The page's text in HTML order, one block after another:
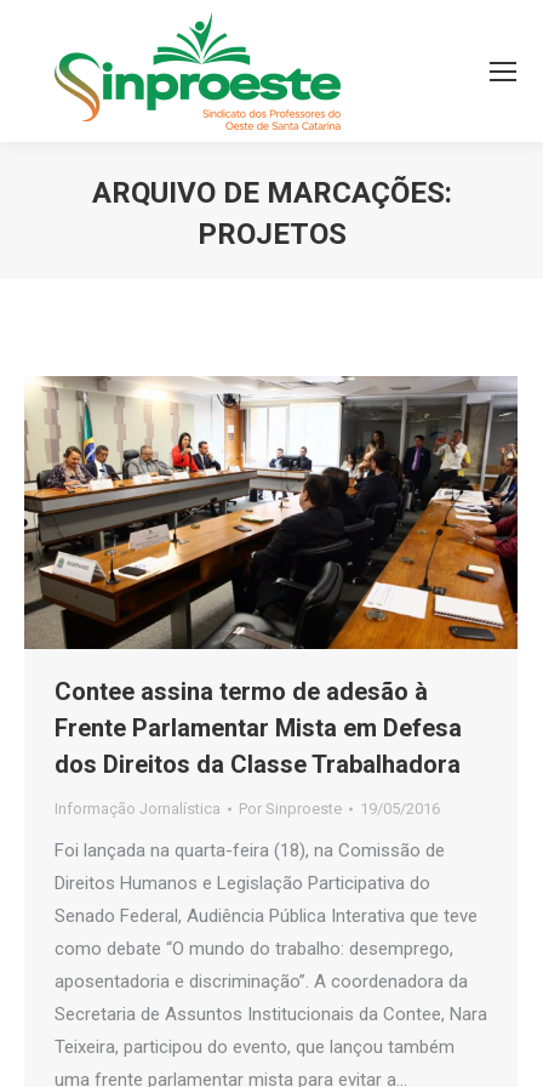
ARQUIVO DE MARCAÇÕES:
PROJETOS
Contee assina termo de adesão à
Frente Parlamentar Mista em Defesa
dos Direitos da Classe Trabalhadora
Informação Jornalística Por Sinproeste 19/05/2016
Foi lançada na quarta-feira (18), na Comissão de
Direitos Humanos e Legislação Participativa do
Senado Federal, Audiência Pública Interativa que teve
como debate “O mundo do trabalho: desemprego,
aposentadoria e discriminação”. A coordenadora da
Secretaria de Assuntos Institucionais da Contee, Nara
Teixeira, participou do evento, que lançou também
uma frente parlamentar mista para evitar a…